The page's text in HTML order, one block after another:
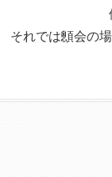
それでは顖会の